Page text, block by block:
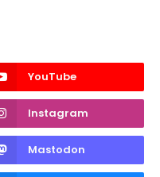
YouTube
Instagram
Mastodon